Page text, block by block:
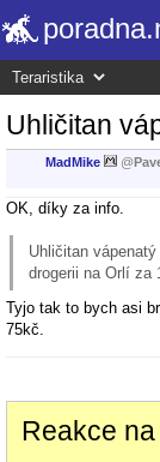
Uhličitan
MadMike @
OK, díky za info.
Uhličitan
drogerii na Orlí za
Tyjo tak to bych asi
75kč.
Reakce